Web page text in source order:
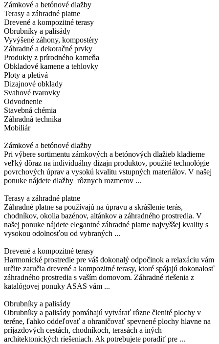
Zámkové a betónové dlažby
Terasy a záhradné platne
Drevené a kompozitné terasy
Obrubníky a palisády
Vyvýšené záhony, kompostéry
Záhradné a dekoračné prvky
Produkty z prírodného kameňa
Obkladové kamene a tehlovky
Ploty a pletivá
Dizajnové obklady
Svahové tvarovky
Odvodnenie
Stavebná chémia
Záhradná technika
Mobiliár
Zámkové a betónové dlažby
Pri výbere sortimentu zámkových a betónových dlažieb kladieme
veľký dôraz na individuálny dizajn produktov, použité technológie
povrchových úprav a vysokú kvalitu vstupných materiálov. V našej
ponuke nájdete dlažby rôznych rozmerov ...
Terasy a záhradné platne
Záhradné platne sa používajú na úpravu a skrášlenie terás,
chodníkov, okolia bazénov, altánkov a záhradného prostredia. V
našej ponuke nájdete elegantné záhradné platne najvyššej kvality s
vysokou odolnosťou od vybraných ...
Drevené a kompozitné terasy
Harmonické prostredie pre váš dokonalý odpočinok a relaxáciu vám
určite zaručia drevené a kompozitné terasy, ktoré spájajú dokonalosť
záhradného prostredia s vaším domovom. Záhradné riešenia z
katalógovej ponuky ASAS vám ...
Obrubníky a palisády
Obrubníky a palisády pomáhajú vytvárať rôzne členité plochy v
teréne, ľahko oddeľovať a ohraničovať spevnené plochy hlavne na
príjazdových cestách, chodníkoch, terasách a iných
architektonických riešeniach. Ak potrebujete poradiť pre ...